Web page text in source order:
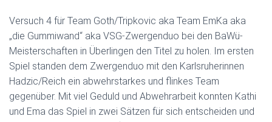
Versuch 4 für Team Goth/Tripkovic aka Team EmKa aka
„die Gummiwand“ aka VSG-Zwergenduo bei den BaWü-
Meisterschaften in Überlingen den Titel zu holen. Im ersten
Spiel standen dem Zwergenduo mit den Karlsruherinnen
Hadzic/Reich ein abwehrstarkes und flinkes Team
gegenüber. Mit viel Geduld und Abwehrarbeit konnten Kathi
und Ema das Spiel in zwei Sätzen für sich entscheiden und